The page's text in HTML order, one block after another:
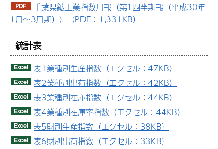
千葉県鉱工業指数月報（第1四半期報（平成30年
1月～3月期））（PDF：1,331KB）
統計表
表1業種別生産指数（エクセル：47KB）
表2業種別出荷指数（エクセル：42KB）
表3業種別在庫指数（エクセル：44KB）
表4業種別在庫率指数（エクセル：44KB）
表5財別生産指数（エクセル：38KB）
表6財別出荷指数（エクセル：33KB）